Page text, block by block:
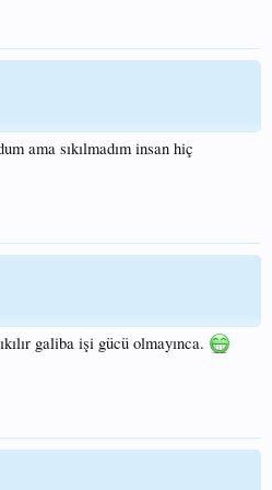
ama sıkılmadım insan hiç
galiba işi gücü olmayınca.